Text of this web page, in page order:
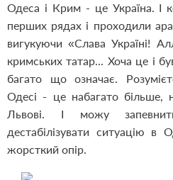
Одеса і Крим - це Україна. І
перших рядах і проходили
вигукуючи «Слава Україні!
кримських татар... Хоча це і
багато що означає.
Одесі - це набагато більше,
Львові. І можу
дестабілізувати ситуацію в
жорсткий опір.